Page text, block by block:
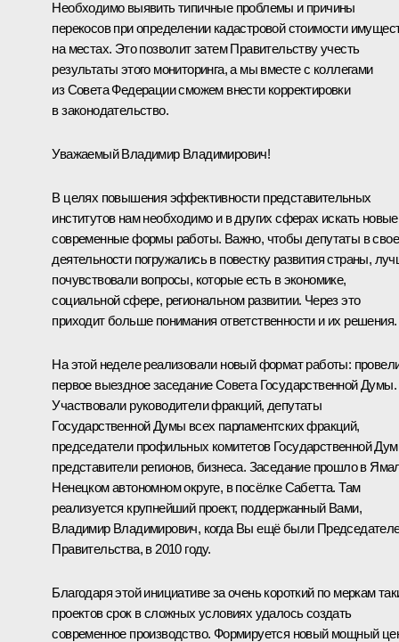
Необходимо выявить типичные проблемы и причины
перекосов при определении кадастровой стоимости
на местах. Это позволит затем Правительству учесть
результаты этого мониторинга, а мы вместе с коллегами
из Совета Федерации сможем внести корректировки
в законодательство.
Уважаемый Владимир Владимирович!
В целях повышения эффективности представительных
институтов нам необходимо и в других сферах искать
современные формы работы. Важно, чтобы депутаты в
деятельности погружались в повестку развития страны,
почувствовали вопросы, которые есть в экономике,
социальной сфере, региональном развитии. Через это
приходит больше понимания ответственности и их решения.
На этой неделе реализовали новый формат работы:
первое выездное заседание Совета Государственной Думы.
Участвовали руководители фракций, депутаты
Государственной Думы всех парламентских фракций,
председатели профильных комитетов Государственной
представители регионов, бизнеса. Заседание прошло в
Ненецком автономном округе, в посёлке Сабетта. Там
реализуется крупнейший проект, поддержанный Вами,
Владимир Владимирович, когда Вы ещё были
Правительства, в 2010 году.
Благодаря этой инициативе за очень короткий по меркам
проектов срок в сложных условиях удалось создать
современное производство. Формируется новый мощный